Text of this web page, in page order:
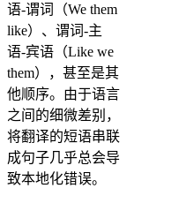
语-谓词（We them
like）、谓词-主
语-宾语（Like we
them），甚至是其
他顺序。由于语言
之间的细微差别，
将翻译的短语串联
成句子几乎总会导
致本地化错误。